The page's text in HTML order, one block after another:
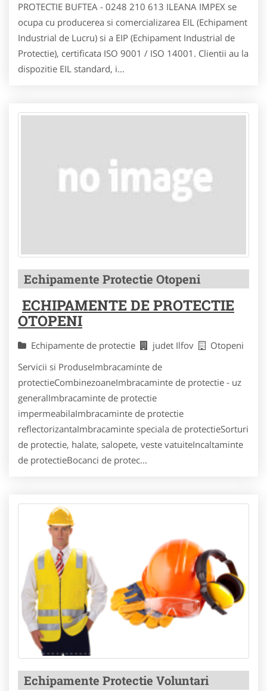
PROTECTIE BUFTEA - 0248 210 613 ILEANA IMPEX se
ocupa cu producerea si comercializarea EIL (Echipament
Industrial de Lucru) si a EIP (Echipament Industrial de
Protectie), certificata ISO 9001 / ISO 14001. Clientii au la
dispozitie EIL standard, i...
Echipamente Protectie Otopeni
ECHIPAMENTE DE PROTECTIE
OTOPENI
Echipamente de protectie judet Ilfov
Otopeni
Servicii si ProduseImbracaminte de
protectieCombinezoaneImbracaminte de protectie - uz
generalImbracaminte de protectie
impermeabilaImbracaminte de protectie
reflectorizantaImbracaminte speciala de protectieSorturi
de protectie, halate, salopete, veste vatuiteIncaltaminte
de protectieBocanci de protec...
Echipamente Protectie Voluntari